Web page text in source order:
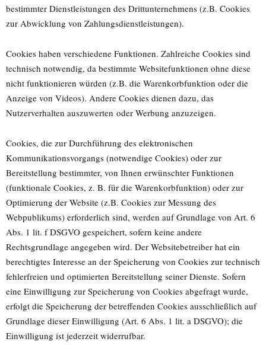
bestimmter Dienstleistungen des Drittunternehmens (z.B. Cookies
zur Abwicklung von Zahlungsdienstleistungen).
Cookies haben verschiedene Funktionen. Zahlreiche Cookies sind
technisch notwendig, da bestimmte Websitefunktionen ohne diese
nicht funktionieren würden (z.B. die Warenkorbfunktion oder die
Anzeige von Videos). Andere Cookies dienen dazu, das
Nutzerverhalten auszuwerten oder Werbung anzuzeigen.
Cookies, die zur Durchführung des elektronischen
Kommunikationsvorgangs (notwendige Cookies) oder zur
Bereitstellung bestimmter, von Ihnen erwünschter Funktionen
(funktionale Cookies, z. B. für die Warenkorbfunktion) oder zur
Optimierung der Website (z.B. Cookies zur Messung des
Webpublikums) erforderlich sind, werden auf Grundlage von Art. 6
Abs. 1 lit. f DSGVO gespeichert, sofern keine andere
Rechtsgrundlage angegeben wird. Der Websitebetreiber hat ein
berechtigtes Interesse an der Speicherung von Cookies zur technisch
fehlerfreien und optimierten Bereitstellung seiner Dienste. Sofern
eine Einwilligung zur Speicherung von Cookies abgefragt wurde,
erfolgt die Speicherung der betreffenden Cookies ausschließlich auf
Grundlage dieser Einwilligung (Art. 6 Abs. 1 lit. a DSGVO); die
Einwilligung ist jederzeit widerrufbar.